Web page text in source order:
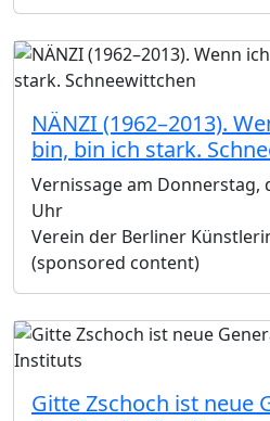
NÄNZI (1962–2013).
bin, bin ich stark.
Vernissage am Donnerstag,
Uhr
Verein der Berliner
(sponsored content)
Gitte Zschoch ist neue